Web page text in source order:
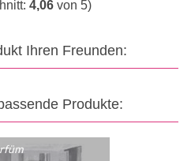
4,06 von 5)
Ihren Freunden:
Produkte: